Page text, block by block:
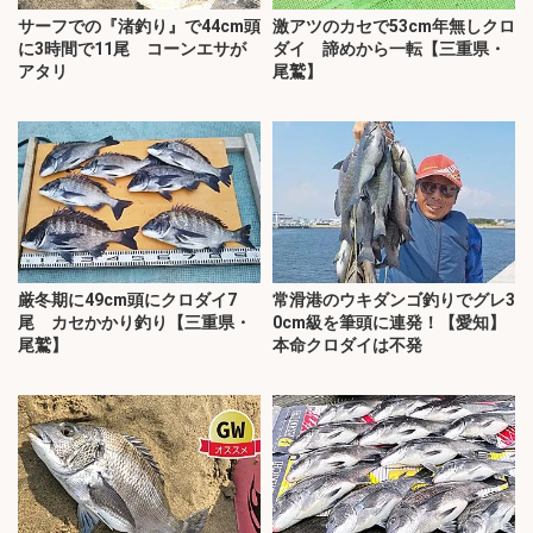
サーフでの『渚釣り』で44cm頭
に3時間で11尾 コーンエサが
アタリ
激アツのカセで53cm年無しクロ
ダイ 諦めから一転【三重県・
尾鷲】
厳冬期に49cm頭にクロダイ7
尾 カセかかり釣り【三重県・
尾鷲】
常滑港のウキダンゴ釣りでグレ3
0cm級を筆頭に連発！【愛知】
本命クロダイは不発